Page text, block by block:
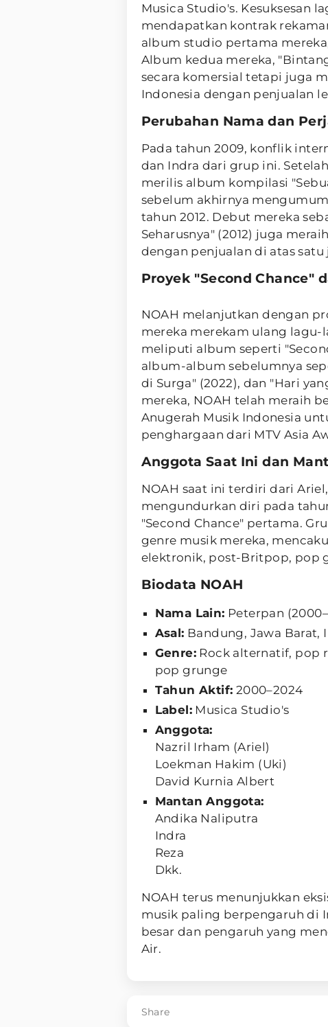
Musica Studio's. Kesuksesan
mendapatkan kontrak
album studio pertama
Album kedua mereka,
secara komersial tetapi juga
Indonesia dengan penjualan
Perubahan Nama dan
Pada tahun 2009, konflik
dan Indra dari grup ini.
merilis album kompilasi
sebelum akhirnya
tahun 2012. Debut mereka
Seharusnya" (2012) juga
dengan penjualan di atas satu
Proyek "Second Chance"
NOAH melanjutkan dengan
mereka merekam ulang lagu-
meliputi album seperti
album-album sebelumnya
di Surga" (2022), dan "Hari
mereka, NOAH telah meraih
Anugerah Musik Indonesia
penghargaan dari MTV Asia
Anggota Saat Ini dan
NOAH saat ini terdiri dari
mengundurkan diri pada
"Second Chance" pertama.
genre musik mereka,
elektronik, post-Britpop, pop
Biodata NOAH
Nama Lain: Peterpan
Asal: Bandung, Jawa Barat,
Genre:Rock alternatif, pop
pop grunge
Tahun Aktif: 2000–2024
Label:Musica Studio's
Anggota:
Nazril Irham (Ariel)
Loekman Hakim (Uki)
David Kurnia Albert
Mantan Anggota:
Andika Naliputra
Indra
Reza
Dkk.
NOAH terus menunjukkan
musik paling berpengaruh di
besar dan pengaruh yang
Air.
Share